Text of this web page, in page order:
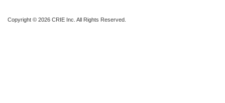
Copyright © 2026 CRIE Inc. All Rights Reserved.